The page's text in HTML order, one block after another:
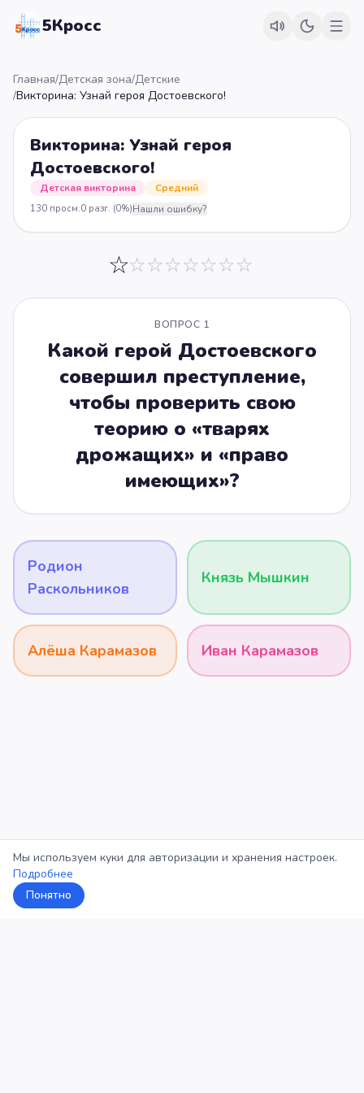
5Кросс
Главная/Детская зона/Детские
/Викторина: Узнай героя Достоевского!
Викторина: Узнай героя
Достоевского!
Детская викторина Средний
130 просм.0 разг. (0%)Нашли ошибку?
☆☆☆☆☆☆☆☆
ВОПРОС 1
Какой герой Достоевского
совершил преступление,
чтобы проверить свою
теорию о «тварях
дрожащих» и «право
имеющих»?
Родион
Раскольников
Князь Мышкин
Алёша Карамазов Иван Карамазов
Мы используем куки для авторизации и хранения настроек.
Подробнее
Понятно